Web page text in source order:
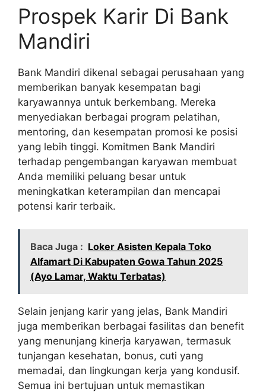
Prospek Karir Di Bank
Mandiri
Bank Mandiri dikenal sebagai perusahaan yang
memberikan banyak kesempatan bagi
karyawannya untuk berkembang. Mereka
menyediakan berbagai program pelatihan,
mentoring, dan kesempatan promosi ke posisi
yang lebih tinggi. Komitmen Bank Mandiri
terhadap pengembangan karyawan membuat
Anda memiliki peluang besar untuk
meningkatkan keterampilan dan mencapai
potensi karir terbaik.
Baca Juga : Loker Asisten Kepala Toko
Alfamart Di Kabupaten Gowa Tahun 2025
(Ayo Lamar, Waktu Terbatas)
Selain jenjang karir yang jelas, Bank Mandiri
juga memberikan berbagai fasilitas dan benefit
yang menunjang kinerja karyawan, termasuk
tunjangan kesehatan, bonus, cuti yang
memadai, dan lingkungan kerja yang kondusif.
Semua ini bertujuan untuk memastikan